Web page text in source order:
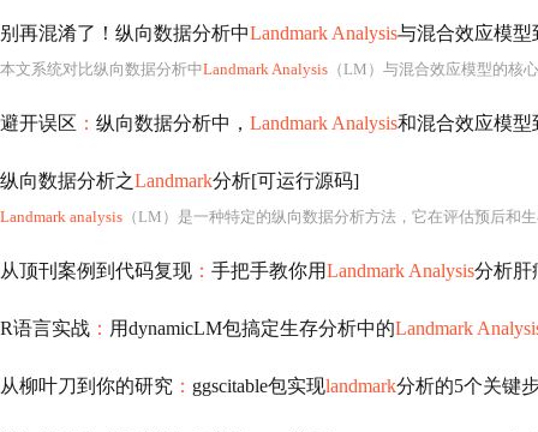
别再混淆了！纵向数据分析中Landmark Analysis与混合效应模型
本文系统对比纵向数据分析中Landmark Analysis （LM）与混合效应模型的核
避开误区 ： 纵向数据分析中， Landmark Analysis和混合效应模
纵向数据分析之Landmark分析[可运行源码]
Landmark analysis （LM）是一种特定的纵向数据分析方法，它在评估预后和生存分
从顶刊案例到代码复现 ： 手把手教你用Landmark Analysis分析肝
R语言实战 ： 用dynamicLM包搞定生存分析中的Landmark
从柳叶刀到你的研究 ： ggscitable包实现landmark分析的5个关键